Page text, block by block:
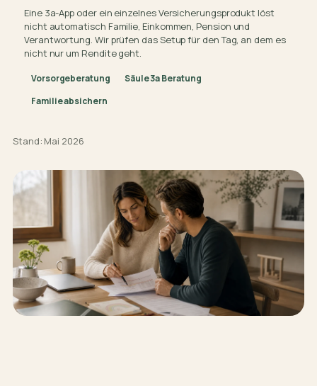
Eine 3a-App oder ein einzelnes Versicherungsprodukt löst
nicht automatisch Familie, Einkommen, Pension und
Verantwortung. Wir prüfen das Setup für den Tag, an dem es
nicht nur um Rendite geht.
Vorsorgeberatung
Säule 3a Beratung
Familie absichern
Stand: Mai 2026